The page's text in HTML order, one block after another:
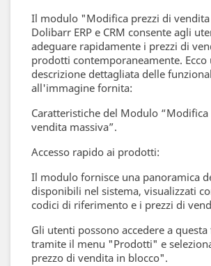
Il modulo "Modifica prezzi di
Dolibarr ERP e CRM consente agli
adeguare rapidamente i prezzi di
prodotti contemporaneamente. Ecco
descrizione dettagliata delle
all'immagine fornita:
Caratteristiche del Modulo “Modifica
vendita massiva”.
Accesso rapido ai prodotti:
Il modulo fornisce una panoramica
disponibili nel sistema, visualizzati
codici di riferimento e i prezzi di
Gli utenti possono accedere a
tramite il menu "Prodotti" e
prezzo di vendita in blocco".